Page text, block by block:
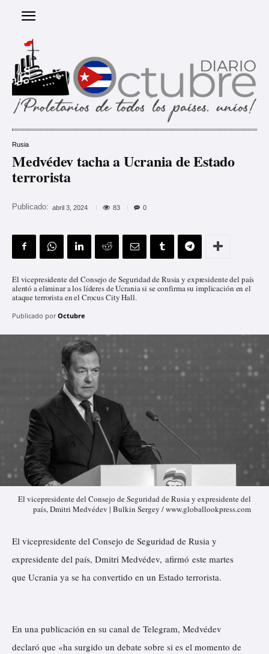
Rusia
Medvédev tacha a Ucrania de Estado
terrorista
Publicado: abril 3, 2024 83 0
El vicepresidente del Consejo de Seguridad de Rusia y expresidente del país
alentó a eliminar a los líderes de Ucrania si se confirma su implicación en el
ataque terrorista en el Crocus City Hall.
Publicado por Octubre
El vicepresidente del Consejo de Seguridad de Rusia y expresidente del
país, Dmitri Medvédev | Bulkin Sergey / www.globallookpress.com
El vicepresidente del Consejo de Seguridad de Rusia y
expresidente del país, Dmitri Medvédev, afirmó este martes
que Ucrania ya se ha convertido en un Estado terrorista.
En una publicación en su canal de Telegram, Medvédev
declaró que «ha surgido un debate sobre si es el momento de